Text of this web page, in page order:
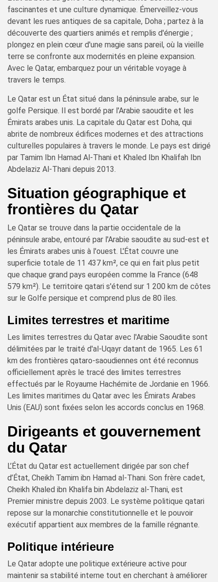
fascinantes et une culture dynamique. Émerveillez-vous
devant les rues antiques de sa capitale, Doha ; partez à la
découverte des quartiers animés et remplis d'énergie ;
plongez en plein cœur d'une magie sans pareil, où la vieille
terre se confronte aux modernités en pleine expansion.
Avec le Qatar, embarquez pour un véritable voyage à
travers le temps.
Le Qatar est un État situé dans la péninsule arabe, sur le
golfe Persique. Il est bordé par l'Arabie saoudite et les
Émirats arabes unis. La capitale du Qatar est Doha, qui
abrite de nombreux édifices modernes et des attractions
culturelles populaires à travers le monde. Le pays est dirigé
par Tamim Ibn Hamad Al-Thani et Khaled Ibn Khalifah Ibn
Abdelaziz Al-Thani depuis 2013.
Situation géographique et
frontières du Qatar
Le Qatar se trouve dans la partie occidentale de la
péninsule arabe, entouré par l'Arabie saoudite au sud-est et
les Émirats arabes unis à l'ouest. L'État couvre une
superficie totale de 11 437 km², ce qui en fait plus petit
que chaque grand pays européen comme la France (648
579 km²). Le territoire qatari s'étend sur 1 200 km de côtes
sur le Golfe persique et comprend plus de 80 îles.
Limites terrestres et maritime
Les limites terrestres du Qatar avec l'Arabie Saoudite sont
délimitées par le traité d'al-Uqayr datant de 1965. Les 61
km des frontières qataro-saoudiennes ont été reconnus
officiellement après le tracé des limites terrestres
effectués par le Royaume Hachémite de Jordanie en 1966.
Les limites maritimes du Qatar avec les Émirats Arabes
Unis (EAU) sont fixées selon les accords conclus en 1968.
Dirigeants et gouvernement
du Qatar
L’État du Qatar est actuellement dirigée par son chef
d’État, Cheikh Tamim ibn Hamad al-Thani. Son frère cadet,
Cheikh Khaled ibn Khalifa bin Abdelaziz al-Thani, est
Premier ministre depuis 2003. Le système politique qatari
repose sur la monarchie constitutionnelle et le pouvoir
exécutif appartient aux membres de la famille régnante.
Politique intérieure
Le Qatar adopte une politique extérieure active pour
maintenir sa stabilité interne tout en cherchant à améliorer